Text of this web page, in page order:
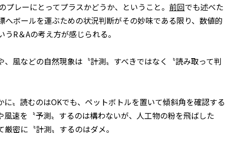
レーにとってプラスかどうか、ということ。 前回でも述べた
へボールを運ぶための状況判断がその妙味である限り、数値的
R＆Aの考え方が感じられる。
風などの自然現象は〝計測〟すべきではなく〝読み取って判
〟読むのはOKでも、ペットボトルを置いて傾斜角を確認する
速を〝予測〟するのは構わないが、人工物の粉を飛ばした
密に〝計測〟するのはダメ。